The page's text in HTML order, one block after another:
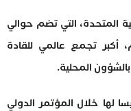
المتحدة، التي تضم حوالي
أكبر تجمع عالمي للقادة
بالشؤون المحلية.
لها خلال المؤتمر الدولي